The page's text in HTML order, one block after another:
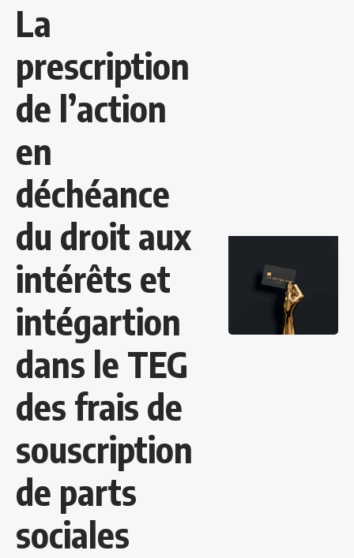
La
prescription
de l’action
en
déchéance
du droit aux
intérêts et
intégartion
dans le TEG
des frais de
souscription
de parts
sociales